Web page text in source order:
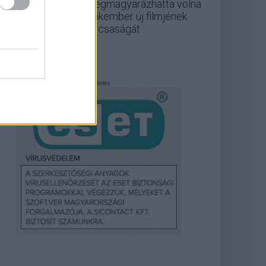
megmagyarázhatta volna
Pókember új filmjének
furcsaságát
Hirdetés